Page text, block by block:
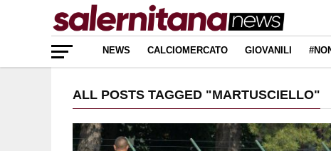
NEWS CALCIOMERCATO GIOVANILI
ALL POSTS TAGGED "MARTUSCIELLO"